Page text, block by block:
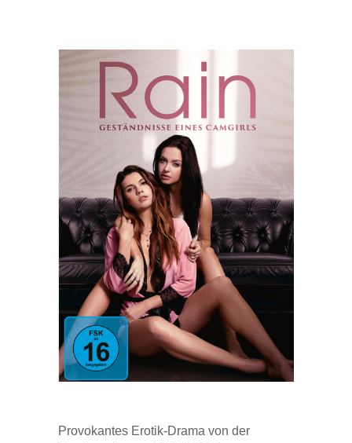
Provokantes Erotik-Drama von der